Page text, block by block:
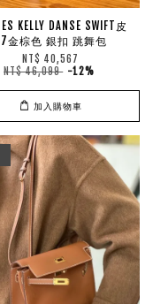
KELLY DANSE SWIFT皮
金棕色 銀扣 跳舞包
NT$ 40,567
NT$ 46,099 -12%
加入購物車